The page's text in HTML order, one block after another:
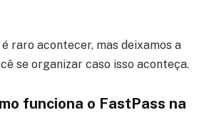
raro acontecer, mas deixamos a
se organizar caso isso aconteça.
funciona o FastPass na